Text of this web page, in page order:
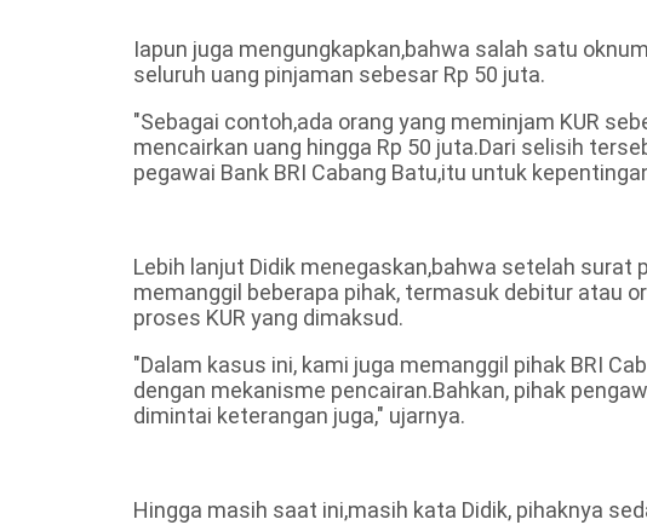
Iapun juga mengungkapkan,bahwa salah satu
seluruh uang pinjaman sebesar Rp 50 juta.
"Sebagai contoh,ada orang yang meminjam KUR
mencairkan uang hingga Rp 50 juta.Dari selisih
pegawai Bank BRI Cabang Batu,itu untuk
Lebih lanjut Didik menegaskan,bahwa setelah surat
memanggil beberapa pihak, termasuk debitur atau
proses KUR yang dimaksud.
"Dalam kasus ini, kami juga memanggil pihak BRI
dengan mekanisme pencairan.Bahkan, pihak
dimintai keterangan juga," ujarnya.
Hingga masih saat ini,masih kata Didik, pihaknya